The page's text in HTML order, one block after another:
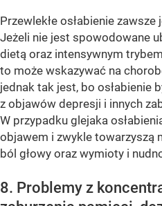
Przewlekłe osłabienie
Jeżeli nie jest spowodowane
dietą oraz intensywnym
to może wskazywać na
jednak tak jest, bo osłabienie
z objawów depresji i innych
W przypadku glejaka
objawem i zwykle towarzyszą
ból głowy oraz wymioty i
8. Problemy z